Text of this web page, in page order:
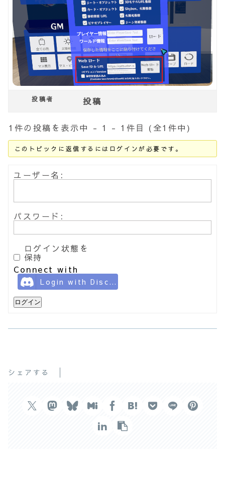
投稿者 投稿
1件の投稿を表示中 - 1 - 1件目 (全1件中)
このトピックに返信するにはログインが必要です。
ユーザー名:
パスワード:
ログイン状態を
保持
Connect with
Login with Discord
ログイン
シェアする